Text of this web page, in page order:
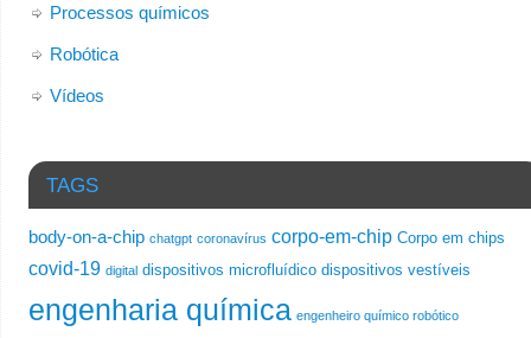
Processos químicos
Robótica
Vídeos
TAGS
body-on-a-chip chatgpt coronavírus corpo-em-chip Corpo em chips
covid-19 digital dispositivos microfluídico dispositivos vestíveis
engenharia química engenheiro químico robótico